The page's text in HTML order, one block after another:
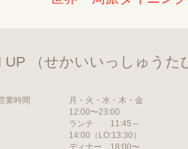
（せかいいっしゅうた
業時間
月・火・水・木・金
12:00〜23:00
ランチ 11:45～
14:00（LO:13:30）
ディナー 18:00〜